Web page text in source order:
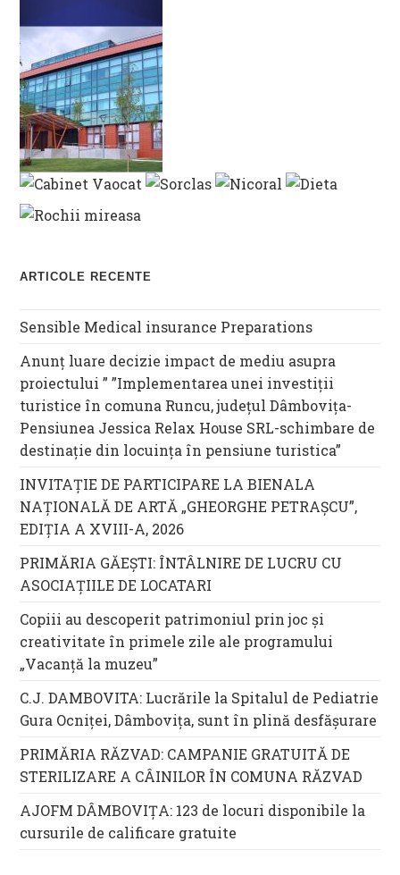
ARTICOLE RECENTE
Sensible Medical insurance Preparations
Anunț luare decizie impact de mediu asupra
proiectului ” ”Implementarea unei investiții
turistice în comuna Runcu, județul Dâmbovița-
Pensiunea Jessica Relax House SRL-schimbare de
destinație din locuința în pensiune turistica”
INVITAȚIE DE PARTICIPARE LA BIENALA
NAȚIONALĂ DE ARTĂ „GHEORGHE PETRAȘCU”,
EDIŢIA A XVIII-A, 2026
PRIMĂRIA GĂEȘTI: ÎNTÂLNIRE DE LUCRU CU
ASOCIAȚIILE DE LOCATARI
Copiii au descoperit patrimoniul prin joc și
creativitate în primele zile ale programului
„Vacanță la muzeu”
C.J. DAMBOVITA: Lucrările la Spitalul de Pediatrie
Gura Ocniței, Dâmbovița, sunt în plină desfășurare
PRIMĂRIA RĂZVAD: CAMPANIE GRATUITĂ DE
STERILIZARE A CÂINILOR ÎN COMUNA RĂZVAD
AJOFM DÂMBOVIȚA: 123 de locuri disponibile la
cursurile de calificare gratuite